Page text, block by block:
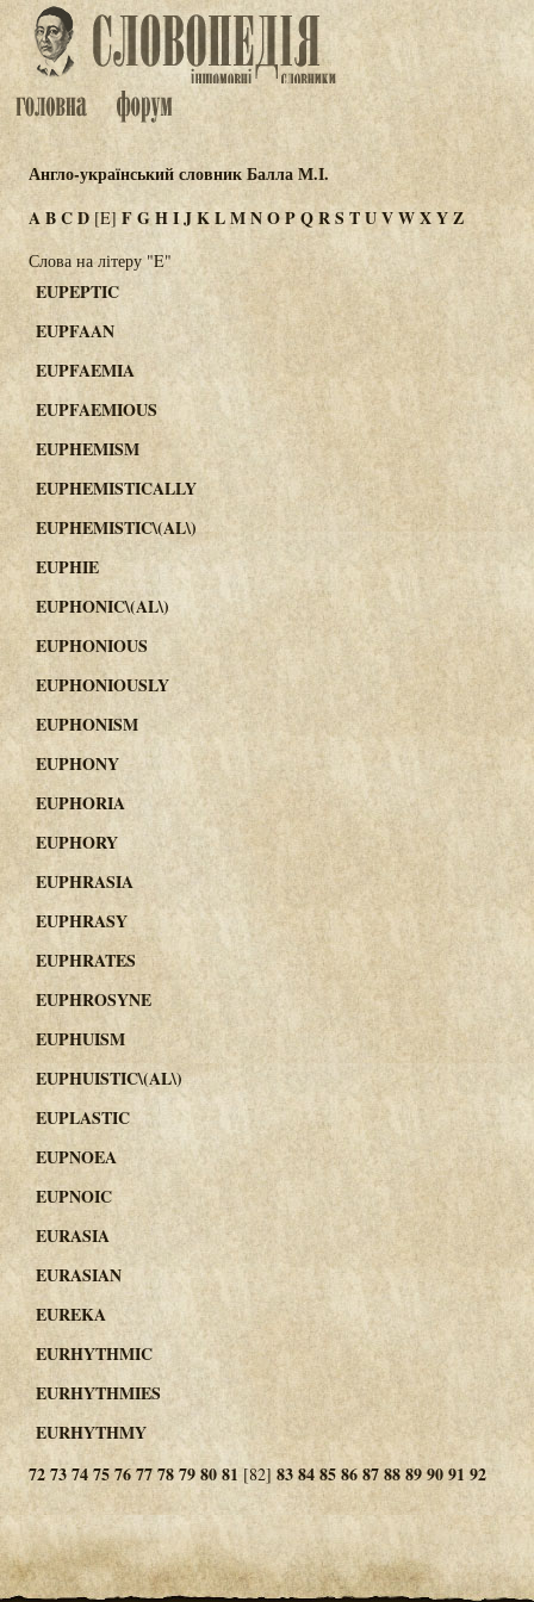
Англо-український словник Балла М.І.
ABCD [E]FGHIJKLMNOPQRSTUVWXYZ
Слова на літеру "E"
EUPEPTIC
EUPFAAN
EUPFAEMIA
EUPFAEMIOUS
EUPHEMISM
EUPHEMISTICALLY
EUPHEMISTIC\(AL\)
EUPHIE
EUPHONIC\(AL\)
EUPHONIOUS
EUPHONIOUSLY
EUPHONISM
EUPHONY
EUPHORIA
EUPHORY
EUPHRASIA
EUPHRASY
EUPHRATES
EUPHROSYNE
EUPHUISM
EUPHUISTIC\(AL\)
EUPLASTIC
EUPNOEA
EUPNOIC
EURASIA
EURASIAN
EUREKA
EURHYTHMIC
EURHYTHMIES
EURHYTHMY
72737475767778798081 [82] 838485868788899091 92